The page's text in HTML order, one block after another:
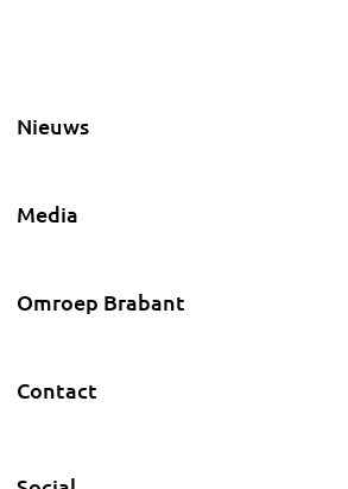
Nieuws
Media
Omroep Brabant
Contact